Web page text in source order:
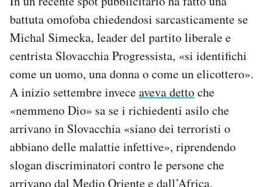
battuta omofoba chiedendosi sarcasticamente se
Michal Simecka, leader del partito liberale e
centrista Slovacchia Progressista, «si identifichi
come un uomo, una donna o come un elicottero».
A inizio settembre inveceaveva dettoche
«nemmeno Dio» sa se i richiedenti asilo che
arrivano in Slovacchia «siano dei terroristi o
abbiano delle malattie infettive», riprendendo
slogan discriminatori contro le persone che
arrivano dal Medio Oriente e dall’Africa.